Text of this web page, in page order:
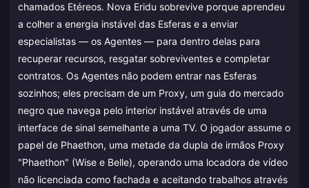
chamados Etéreos. Nova Eridu sobrevive porque aprendeu
a colher a energia instável das Esferas e a enviar
especialistas — os Agentes — para dentro delas para
recuperar recursos, resgatar sobreviventes e completar
contratos. Os Agentes não podem entrar nas Esferas
sozinhos; eles precisam de um Proxy, um guia do mercado
negro que navega pelo interior instável através de uma
interface de sinal semelhante a uma TV. O jogador assume o
papel de Phaethon, uma metade da dupla de irmãos Proxy
"Phaethon" (Wise e Belle), operando uma locadora de vídeo
não licenciada como fachada e aceitando trabalhos através